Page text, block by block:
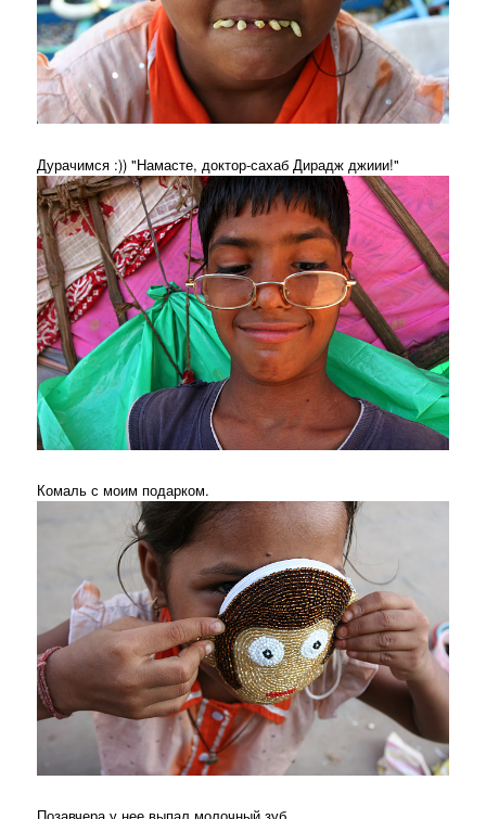
Дурачимся :)) "Намасте, доктор-сахаб Дирадж джиии!"
Комаль с моим подарком.